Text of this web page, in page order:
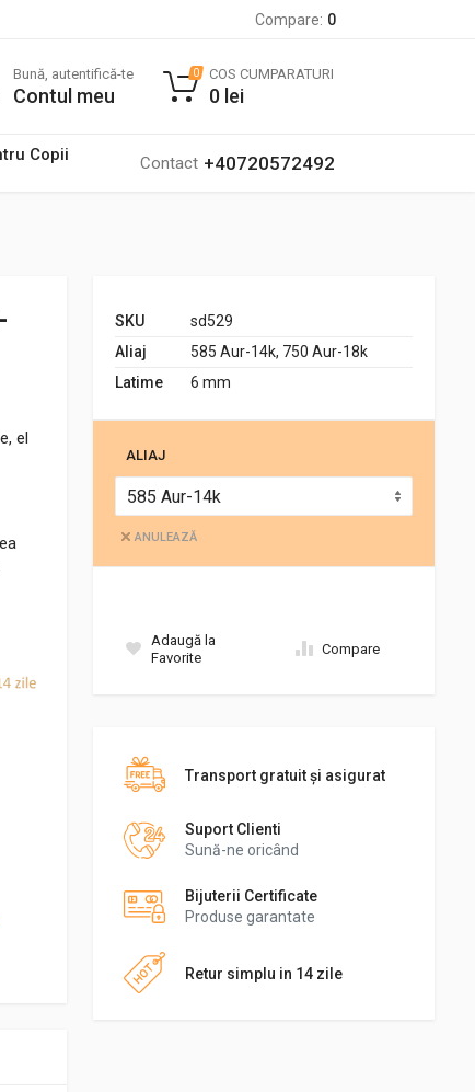
Compare: 0
Copii
Contact +40720572492
Bună, autentifică-te
Contul meu
0 COS CUMPARATURI
0 lei
el
SKU
sd529
Aliaj
585 Aur-14k, 750 Aur-18k
Latime
6 mm
ALIAJ
ANULEAZĂ
Adaugă la
Favorite
Compare
Transport gratuit şi asigurat
Suport Clienti
Sună-ne oricând
Bijuterii Certificate
Produse garantate
Retur simplu in 14 zile